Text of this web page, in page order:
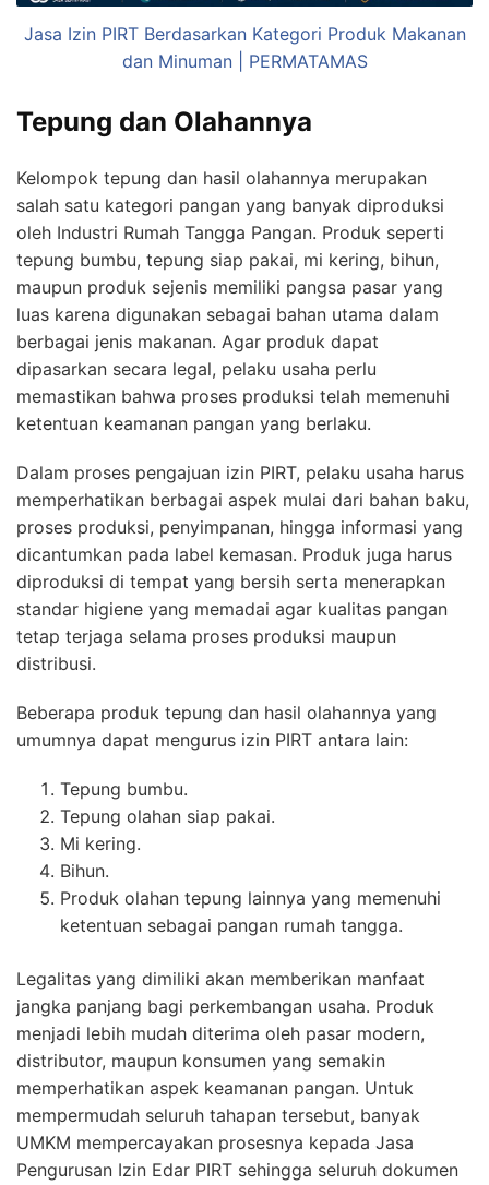
Jasa Izin PIRT Berdasarkan Kategori Produk Makanan
dan Minuman | PERMATAMAS
Tepung dan Olahannya
Kelompok tepung dan hasil olahannya merupakan
salah satu kategori pangan yang banyak diproduksi
oleh Industri Rumah Tangga Pangan. Produk seperti
tepung bumbu, tepung siap pakai, mi kering, bihun,
maupun produk sejenis memiliki pangsa pasar yang
luas karena digunakan sebagai bahan utama dalam
berbagai jenis makanan. Agar produk dapat
dipasarkan secara legal, pelaku usaha perlu
memastikan bahwa proses produksi telah memenuhi
ketentuan keamanan pangan yang berlaku.
Dalam proses pengajuan izin PIRT, pelaku usaha harus
memperhatikan berbagai aspek mulai dari bahan baku,
proses produksi, penyimpanan, hingga informasi yang
dicantumkan pada label kemasan. Produk juga harus
diproduksi di tempat yang bersih serta menerapkan
standar higiene yang memadai agar kualitas pangan
tetap terjaga selama proses produksi maupun
distribusi.
Beberapa produk tepung dan hasil olahannya yang
umumnya dapat mengurus izin PIRT antara lain:
Tepung bumbu.
Tepung olahan siap pakai.
Mi kering.
Bihun.
Produk olahan tepung lainnya yang memenuhi
ketentuan sebagai pangan rumah tangga.
Legalitas yang dimiliki akan memberikan manfaat
jangka panjang bagi perkembangan usaha. Produk
menjadi lebih mudah diterima oleh pasar modern,
distributor, maupun konsumen yang semakin
memperhatikan aspek keamanan pangan. Untuk
mempermudah seluruh tahapan tersebut, banyak
UMKM mempercayakan prosesnya kepada Jasa
Pengurusan Izin Edar PIRT sehingga seluruh dokumen